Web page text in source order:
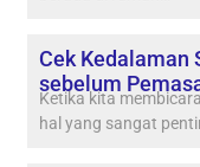
Cek Kedalaman
sebelum
Ketika kita
hal yang sangat